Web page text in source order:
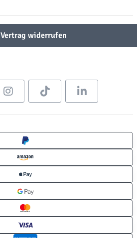
Vertrag widerrufen